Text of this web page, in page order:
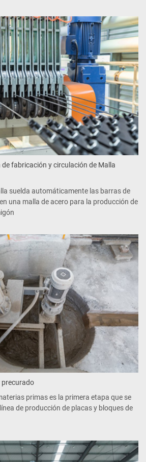
fabricación y circulación de Malla
suelda automáticamente las barras de
una malla de acero para la producción de
precurado
primas es la primera etapa que se
de producción de placas y bloques de